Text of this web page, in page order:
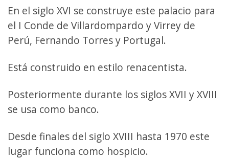
En el siglo XVI se construye este palacio para
el I Conde de Villardompardo y Virrey de
Perú, Fernando Torres y Portugal.
Está construido en estilo renacentista.
Posteriormente durante los siglos XVII y XVIII
se usa como banco.
Desde finales del siglo XVIII hasta 1970 este
lugar funciona como hospicio.